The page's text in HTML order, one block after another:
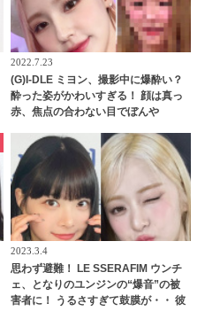
2022.7.23
(G)I-DLE ミヨン、撮影中に爆酔い？
酔った姿がかわいすぎる！ 顔は真っ
赤、焦点の合わない目でぼんや
2023.3.4
思わず避難！ LE SSERAFIM ウンチ
ェ、となりのユンジンの“爆音”の被
害者に！ うるさすぎて鼓膜が・・ 彼